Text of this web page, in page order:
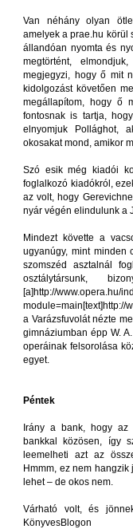
Van néhány olyan
amelyek a prae.hu körül
állandóan nyomta és
megtörtént,
megjegyzi, hogy ő mit
kidolgozást követően
megállapítom, hogy ő
fontosnak is tartja,
elnyomjuk Pollághot,
okosakat mond, amikor
Szó esik még kiadói
foglalkozó kiadókról,
az volt, hogy
nyár végén elindulunk a
Mindezt követte a
ugyanúgy, mint minden
szomszéd asztalnál
osztálytársunk,
[a]http://www.opera.hu/
module=main[text]http://
a Varázsfuvolát nézte
gimnáziumban épp W.
operáinak felsorolása
egyet.
Péntek
Irány a bank, hogy az
bankkal közösen, így
leemelheti azt az
Hmmm, ez nem
lehet – de okos nem.
Várható volt, és
KönyvesBlogon